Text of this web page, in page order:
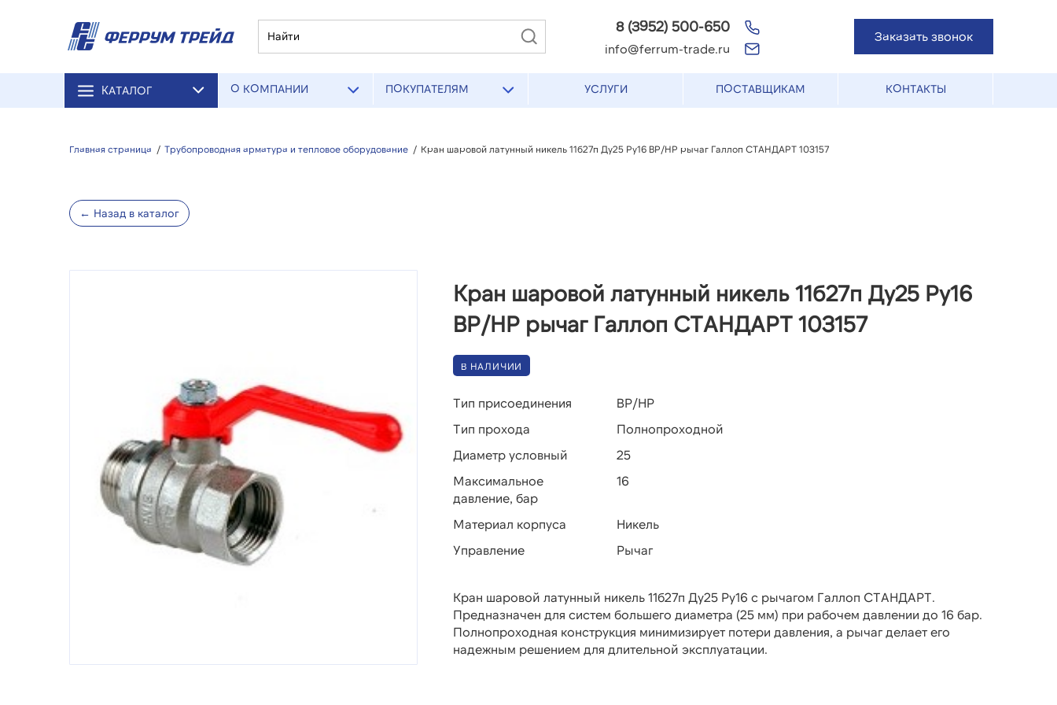
8 (3952) 500-650
info@ferrum-trade.ru
Заказать звонок
КАТАЛОГ О КОМПАНИИ ПОКУПАТЕЛЯМ УСЛУГИ ПОСТАВЩИКАМ КОНТАКТЫ
Главная страница / Трубопроводная арматура и тепловое оборудование / Кран шаровой латунный никель 11б27п Ду25 Ру16 ВР/НР рычаг Галлоп СТАНДАРТ 103157
← Назад в каталог
Кран шаровой латунный никель 11б27п Ду25 Ру16
ВР/НР рычаг Галлоп СТАНДАРТ 103157
В НАЛИЧИИ
Тип присоединения
ВР/НР
Тип прохода
Полнопроходной
Диаметр условный
25
Максимальное
давление, бар
16
Материал корпуса
Никель
Управление
Рычаг
Кран шаровой латунный никель 11б27п Ду25 Ру16 с рычагом Галлоп СТАНДАРТ.
Предназначен для систем большего диаметра (25 мм) при рабочем давлении до 16 бар.
Полнопроходная конструкция минимизирует потери давления, а рычаг делает его
надежным решением для длительной эксплуатации.